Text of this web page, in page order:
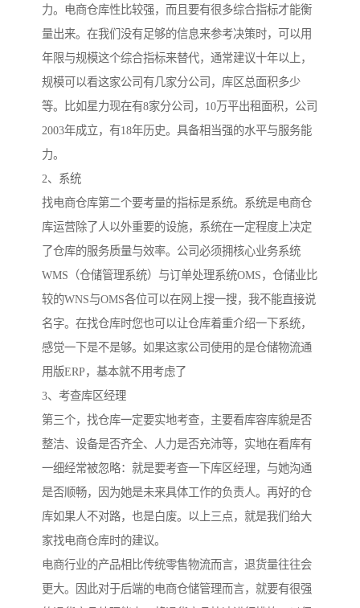
力。电商仓库性比较强，而且要有很多综合指标才能衡
量出来。在我们没有足够的信息来参考决策时，可以用
年限与规模这个综合指标来替代，通常建议十年以上，
规模可以看这家公司有几家分公司，库区总面积多少
等。比如星力现在有8家分公司，10万平出租面积，公司
2003年成立，有18年历史。具备相当强的水平与服务能
力。
2、系统
找电商仓库第二个要考量的指标是系统。系统是电商仓
库运营除了人以外重要的设施，系统在一定程度上决定
了仓库的服务质量与效率。公司必须拥核心业务系统
WMS（仓储管理系统）与订单处理系统OMS，仓储业比
较的WNS与OMS各位可以在网上搜一搜，我不能直接说
名字。在找仓库时您也可以让仓库着重介绍一下系统，
感觉一下是不是够。如果这家公司使用的是仓储物流通
用版ERP，基本就不用考虑了
3、考查库区经理
第三个，找仓库一定要实地考查，主要看库容库貌是否
整洁、设备是否齐全、人力是否充沛等，实地在看库有
一细经常被忽略：就是要考查一下库区经理，与她沟通
是否顺畅，因为她是未来具体工作的负责人。再好的仓
库如果人不对路，也是白废。以上三点，就是我们给大
家找电商仓库时的建议。
电商行业的产品相比传统零售物流而言，退货量往往会
更大。因此对于后端的电商仓储管理而言，就要有很强